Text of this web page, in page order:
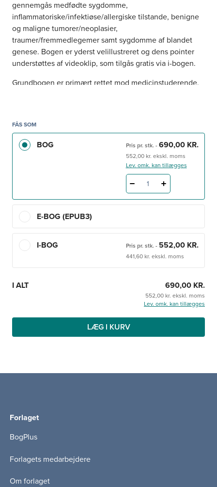
gennemgås medfødte sygdomme,
inflammatoriske/infekti­øse/allergiske tilstande, benigne
og maligne tumo­rer/neoplasier,
traumer/fremmedlegemer samt sygdomme af blandet
genese. Bogen er yderst velillustreret og dens pointer
understøttes af videoklip, som tilgås gratis via i-bogen.
Grundbogen er primært rettet mod medicinstuderende,
Forfatterne er et bredt panel af specialister, og teksten
bygger på nationale retningslinjer, klassifikationer og
danske universitetshospitalers procedurebeskrivelser.
FÅS SOM
BOG Pris pr. stk. - 690,00 KR.
552,00 kr. ekskl. moms
Lev. omk. kan tillægges
1
E-BOG (EPUB3)
I-BOG Pris pr. stk. - 552,00 KR.
441,60 kr. ekskl. moms
I ALT 690,00 KR.
552,00 kr. ekskl. moms
Lev. omk. kan tillægges
LÆG I KURV
Forlaget
BogPlus
Forlagets medarbejdere
Om forlaget